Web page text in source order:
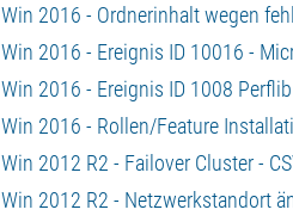
Win 2016 - Ordnerinhalt wegen
Win 2016 - Ereignis ID 10016 -
Win 2016 - Ereignis ID 1008
Win 2016 - Rollen/Feature
Win 2012 R2 - Failover Cluster -
Win 2012 R2 - Netzwerkstandort